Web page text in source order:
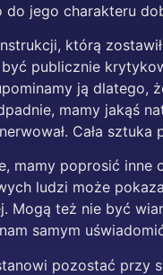
jego charakteru
którą
publicznie
ją dlatego,
mamy jakąś
Cała
mamy poprosić
ludzi może
Mogą też nie być
samym
pozostać przy